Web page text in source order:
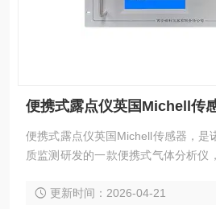
便携式露点仪英国Michell传
便携式露点仪英国Michell传感器，是
质监测研发的一款便携式气体分析仪
点、油蒸气、CO、CO2、SO2、NO
更新时间：2026-04-21